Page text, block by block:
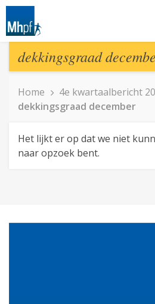
dekkingsgraad
Home
4e kwartaalbericht
dekkingsgraad december
Het lijkt er op dat we niet
naar opzoek bent.